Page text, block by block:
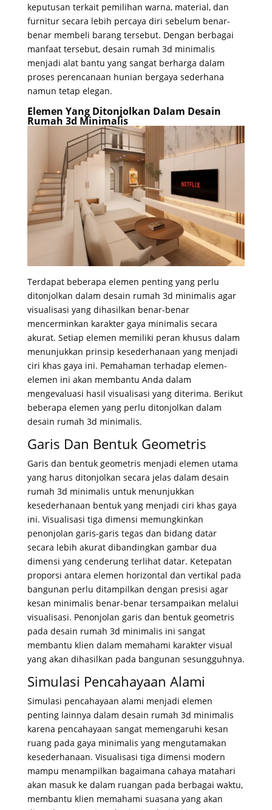
keputusan terkait pemilihan warna, material, dan
furnitur secara lebih percaya diri sebelum benar-
benar membeli barang tersebut. Dengan berbagai
manfaat tersebut, desain rumah 3d minimalis
menjadi alat bantu yang sangat berharga dalam
proses perencanaan hunian bergaya sederhana
namun tetap elegan.
Elemen Yang Ditonjolkan Dalam Desain
Rumah 3d Minimalis
Terdapat beberapa elemen penting yang perlu
ditonjolkan dalam desain rumah 3d minimalis agar
visualisasi yang dihasilkan benar-benar
mencerminkan karakter gaya minimalis secara
akurat. Setiap elemen memiliki peran khusus dalam
menunjukkan prinsip kesederhanaan yang menjadi
ciri khas gaya ini. Pemahaman terhadap elemen-
elemen ini akan membantu Anda dalam
mengevaluasi hasil visualisasi yang diterima. Berikut
beberapa elemen yang perlu ditonjolkan dalam
desain rumah 3d minimalis.
Garis Dan Bentuk Geometris
Garis dan bentuk geometris menjadi elemen utama
yang harus ditonjolkan secara jelas dalam desain
rumah 3d minimalis untuk menunjukkan
kesederhanaan bentuk yang menjadi ciri khas gaya
ini. Visualisasi tiga dimensi memungkinkan
penonjolan garis-garis tegas dan bidang datar
secara lebih akurat dibandingkan gambar dua
dimensi yang cenderung terlihat datar. Ketepatan
proporsi antara elemen horizontal dan vertikal pada
bangunan perlu ditampilkan dengan presisi agar
kesan minimalis benar-benar tersampaikan melalui
visualisasi. Penonjolan garis dan bentuk geometris
pada desain rumah 3d minimalis ini sangat
membantu klien dalam memahami karakter visual
yang akan dihasilkan pada bangunan sesungguhnya.
Simulasi Pencahayaan Alami
Simulasi pencahayaan alami menjadi elemen
penting lainnya dalam desain rumah 3d minimalis
karena pencahayaan sangat memengaruhi kesan
ruang pada gaya minimalis yang mengutamakan
kesederhanaan. Visualisasi tiga dimensi modern
mampu menampilkan bagaimana cahaya matahari
akan masuk ke dalam ruangan pada berbagai waktu,
membantu klien memahami suasana yang akan